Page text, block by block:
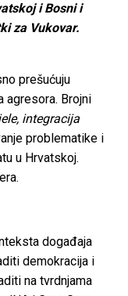
i Bosni i
za Vukovar.
prešućuju
agresora. Brojni
integracija
problematike i
u Hrvatskoj.
događaja
demokracija i
na tvrdnjama